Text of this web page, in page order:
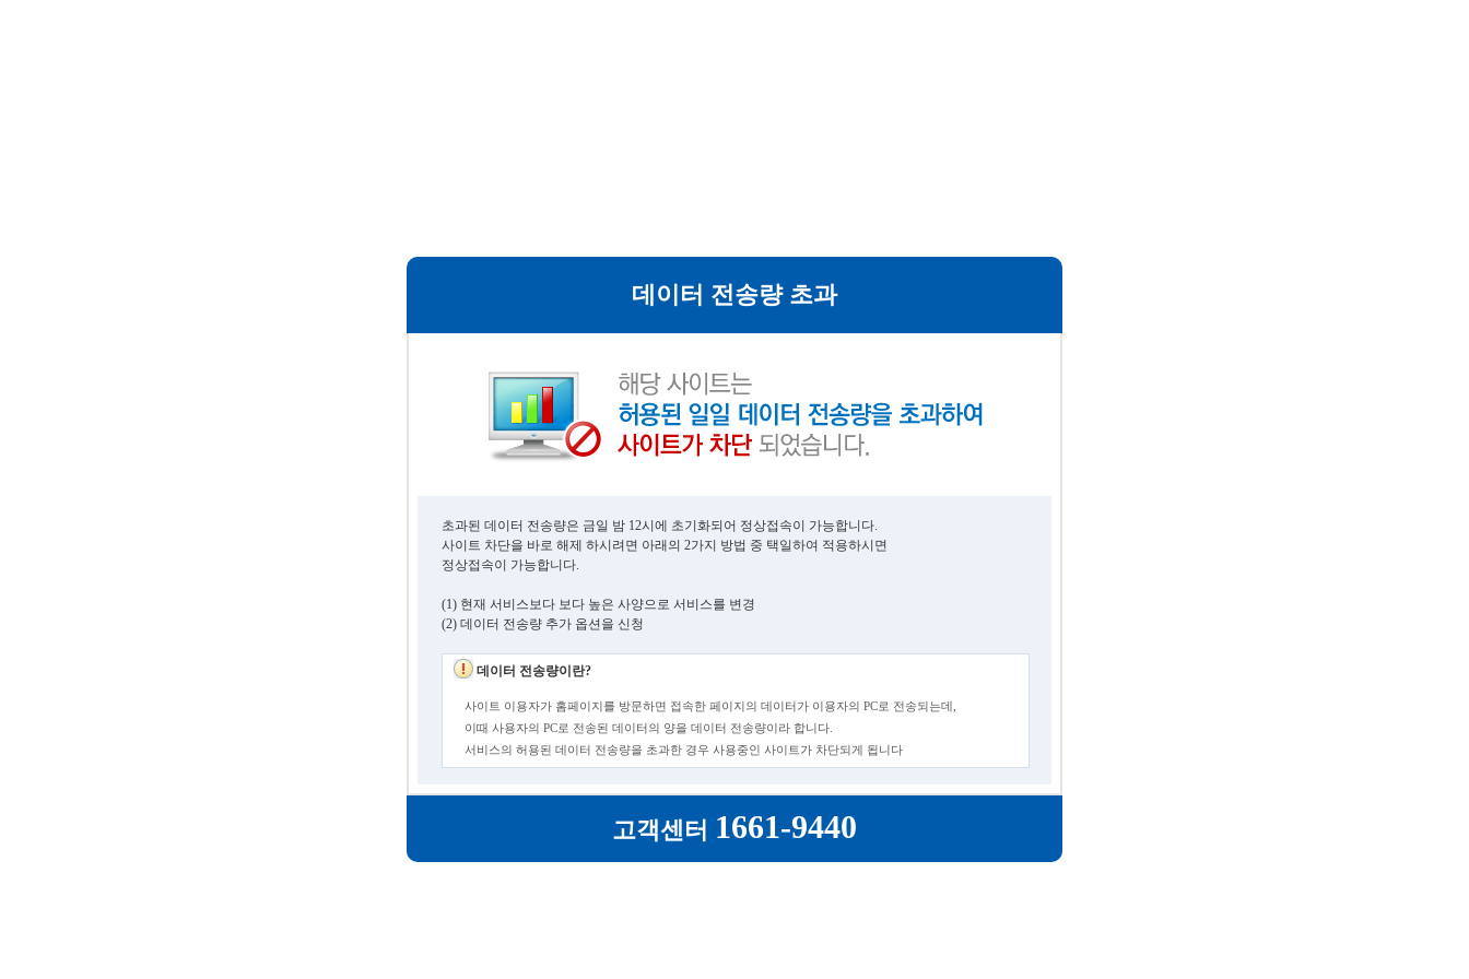
데이터 전송량 초과
초과된 데이터 전송량은 금일 밤 12시에 초기화되어 정상접속이 가능합니다.
사이트 차단을 바로 해제 하시려면 아래의 2가지 방법 중 택일하여 적용하시면
정상접속이 가능합니다.
(1) 현재 서비스보다 보다 높은 사양으로 서비스를 변경
(2) 데이터 전송량 추가 옵션을 신청
데이터 전송량이란?
사이트 이용자가 홈페이지를 방문하면 접속한 페이지의 데이터가 이용자의 PC로 전송되는데,
이때 사용자의 PC로 전송된 데이터의 양을 데이터 전송량이라 합니다.
서비스의 허용된 데이터 전송량을 초과한 경우 사용중인 사이트가 차단되게 됩니다
고객센터 1661-9440